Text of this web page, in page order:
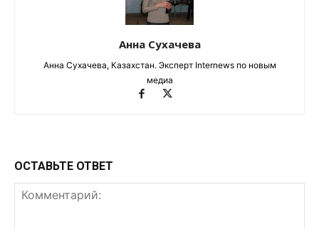
Анна Сухачева
Анна Сухачева, Казахстан. Эксперт Internews по новым
медиа
ОСТАВЬТЕ ОТВЕТ